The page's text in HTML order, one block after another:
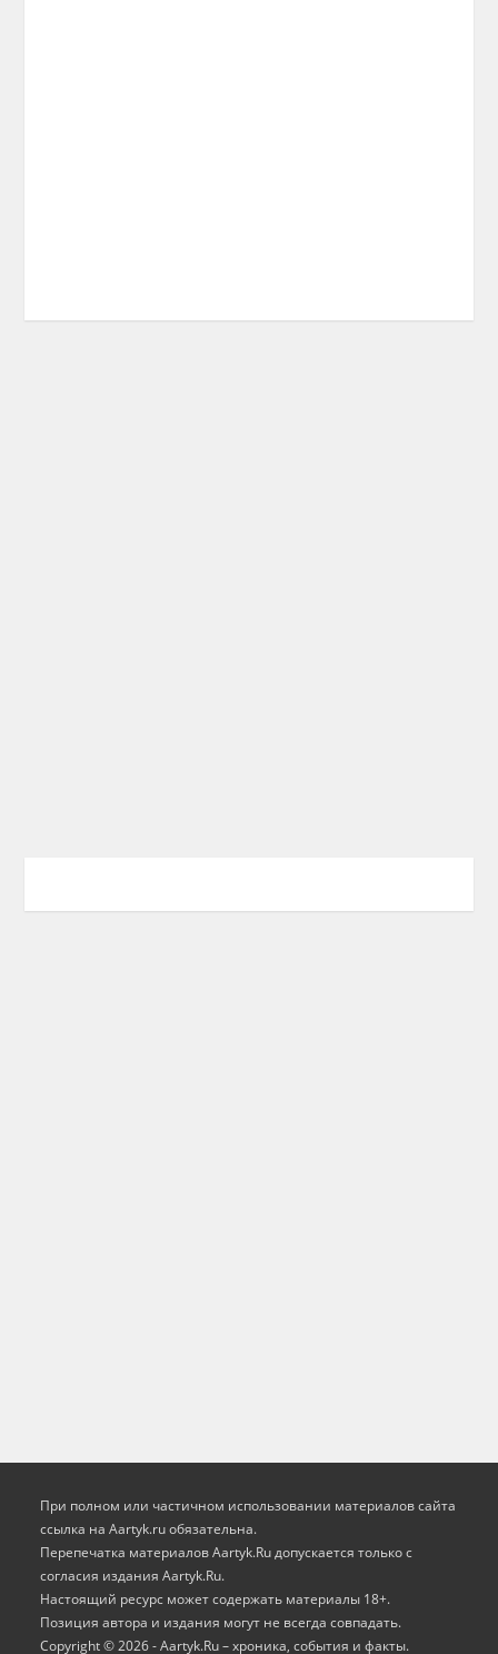
При полном или частичном использовании материалов сайта
ссылка на Aartyk.ru oбязательна.
Перепечатка материалов Aartyk.Ru допускается только с
согласия издания Aartyk.Ru.
Настоящий ресурс может содержать материалы 18+.
Позиция автора и издания могут не всегда совпадать.
Copyright © 2026 - Aartyk.Ru – хроника, события и факты.